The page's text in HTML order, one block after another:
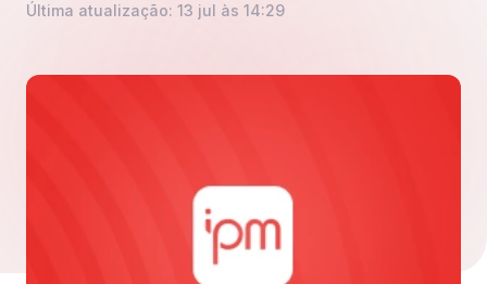
Última atualização: 13 jul às 14:29